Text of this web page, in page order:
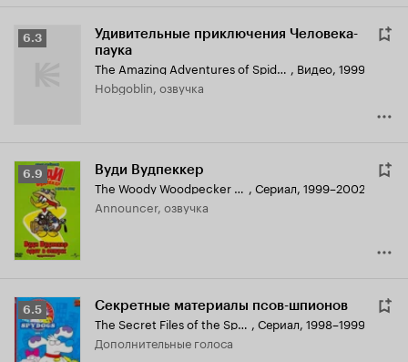
Рейтинг
6.3
Удивительные приключения Человека-
паука
The Amazing Adventures of Spider-Man , Видео, 1999
Hobgoblin, озвучка
Рейтинг
Кинопоиска
6.9
6.9 Вуди Вудпеккер
The Woody Woodpecker Show , Сериал, 1999–2002
Announcer, озвучка
Рейтинг
Кинопоиска
6.5
6.5 Секретные материалы псов-шпионов
The Secret Files of the SpyDogs , Сериал, 1998–1999
дополнительные голоса